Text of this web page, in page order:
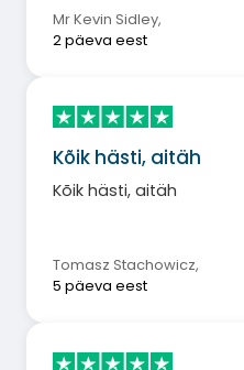
Mr Kevin Sidley,
2 päeva eest
Kõik hästi, aitäh
Kõik hästi, aitäh
Tomasz Stachowicz,
5 päeva eest